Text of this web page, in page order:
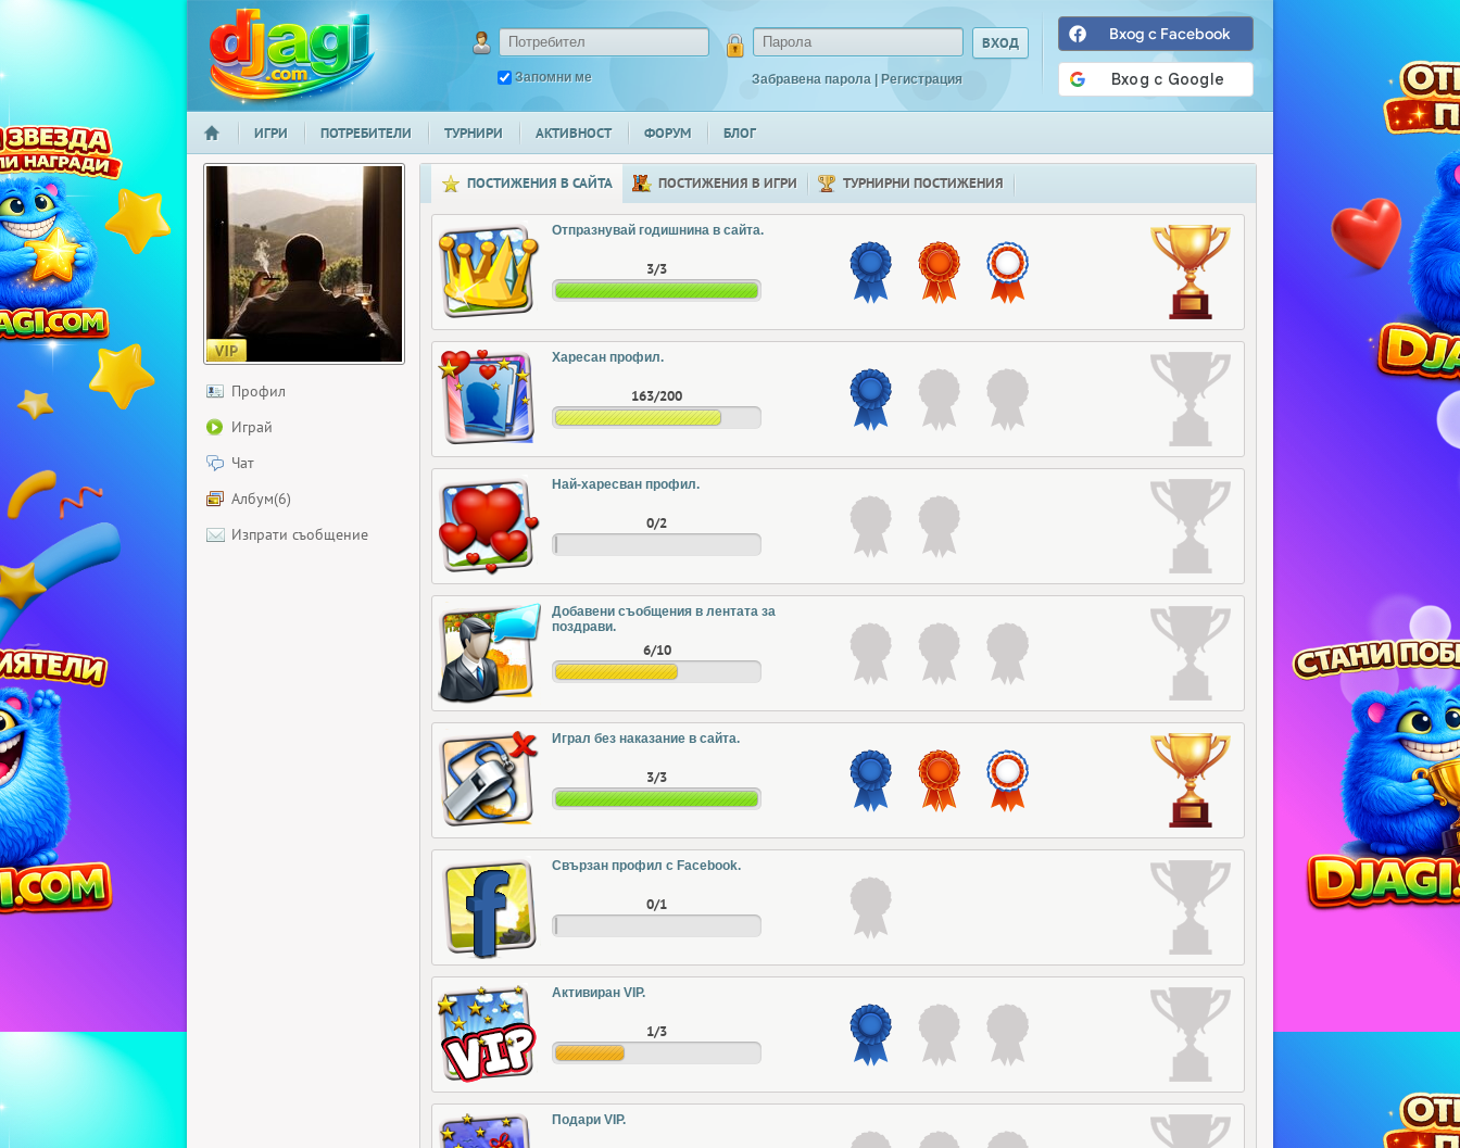
djagi.com
Запомни ме Забравена парола | Регистрация
Вход с Facebook
НАЧАЛО
ИГРИ ПОТРЕБИТЕЛИ ТУРНИРИ АКТИВНОСТ ФОРУМ БЛОГ
Профил
Играй
Чат
Албум(6)
Изпрати съобщение
ПОСТИЖЕНИЯ В САЙТА ПОСТИЖЕНИЯ В ИГРИ ТУРНИРНИ ПОСТИЖЕНИЯ
Отпразнувай годишнина в сайта.
3/3
Харесан профил.
163/200
Най-харесван профил.
0/2
Добавени съобщения в лентата за
поздрави.
6/10
Играл без наказание в сайта.
3/3
Свързан профил с Facebook.
0/1
Активиран VIP.
1/3
Подари VIP.